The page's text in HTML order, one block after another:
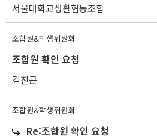
서울대학교생활협동조합
조합원&학생위원회
조합원 확인 요청
김진근
조합원&학생위원회
Re:조합원 확인 요청